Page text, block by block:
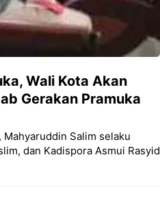
Wali Kota Akan
Gerakan Pramuka
Salim selaku
dan Kadispora Asmui Rasyid